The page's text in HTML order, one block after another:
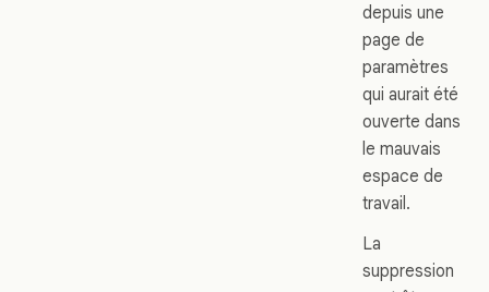
depuis une
page de
paramètres
qui aurait été
ouverte dans
le mauvais
espace de
travail.
La
suppression